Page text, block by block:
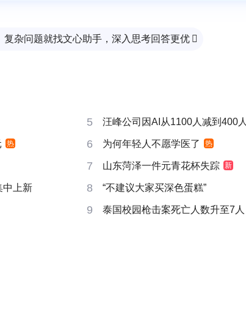
复杂问题就找文心助手，深入思考回答更优 
5 汪峰公司因AI从1100人减到400人
热 6 为何年轻人不愿学医了 热
7 山东菏泽一件元青花杯失踪 新
中上新 8 “不建议大家买深色蛋糕”
9 泰国校园枪击案死亡人数升至7人